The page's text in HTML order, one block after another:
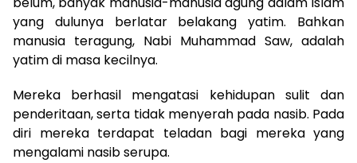
yang dulunya berlatar belakang yatim. Bahkan
manusia teragung, Nabi Muhammad Saw, adalah
yatim di masa kecilnya.
Mereka berhasil mengatasi kehidupan sulit dan
penderitaan, serta tidak menyerah pada nasib. Pada
diri mereka terdapat teladan bagi mereka yang
mengalami nasib serupa.